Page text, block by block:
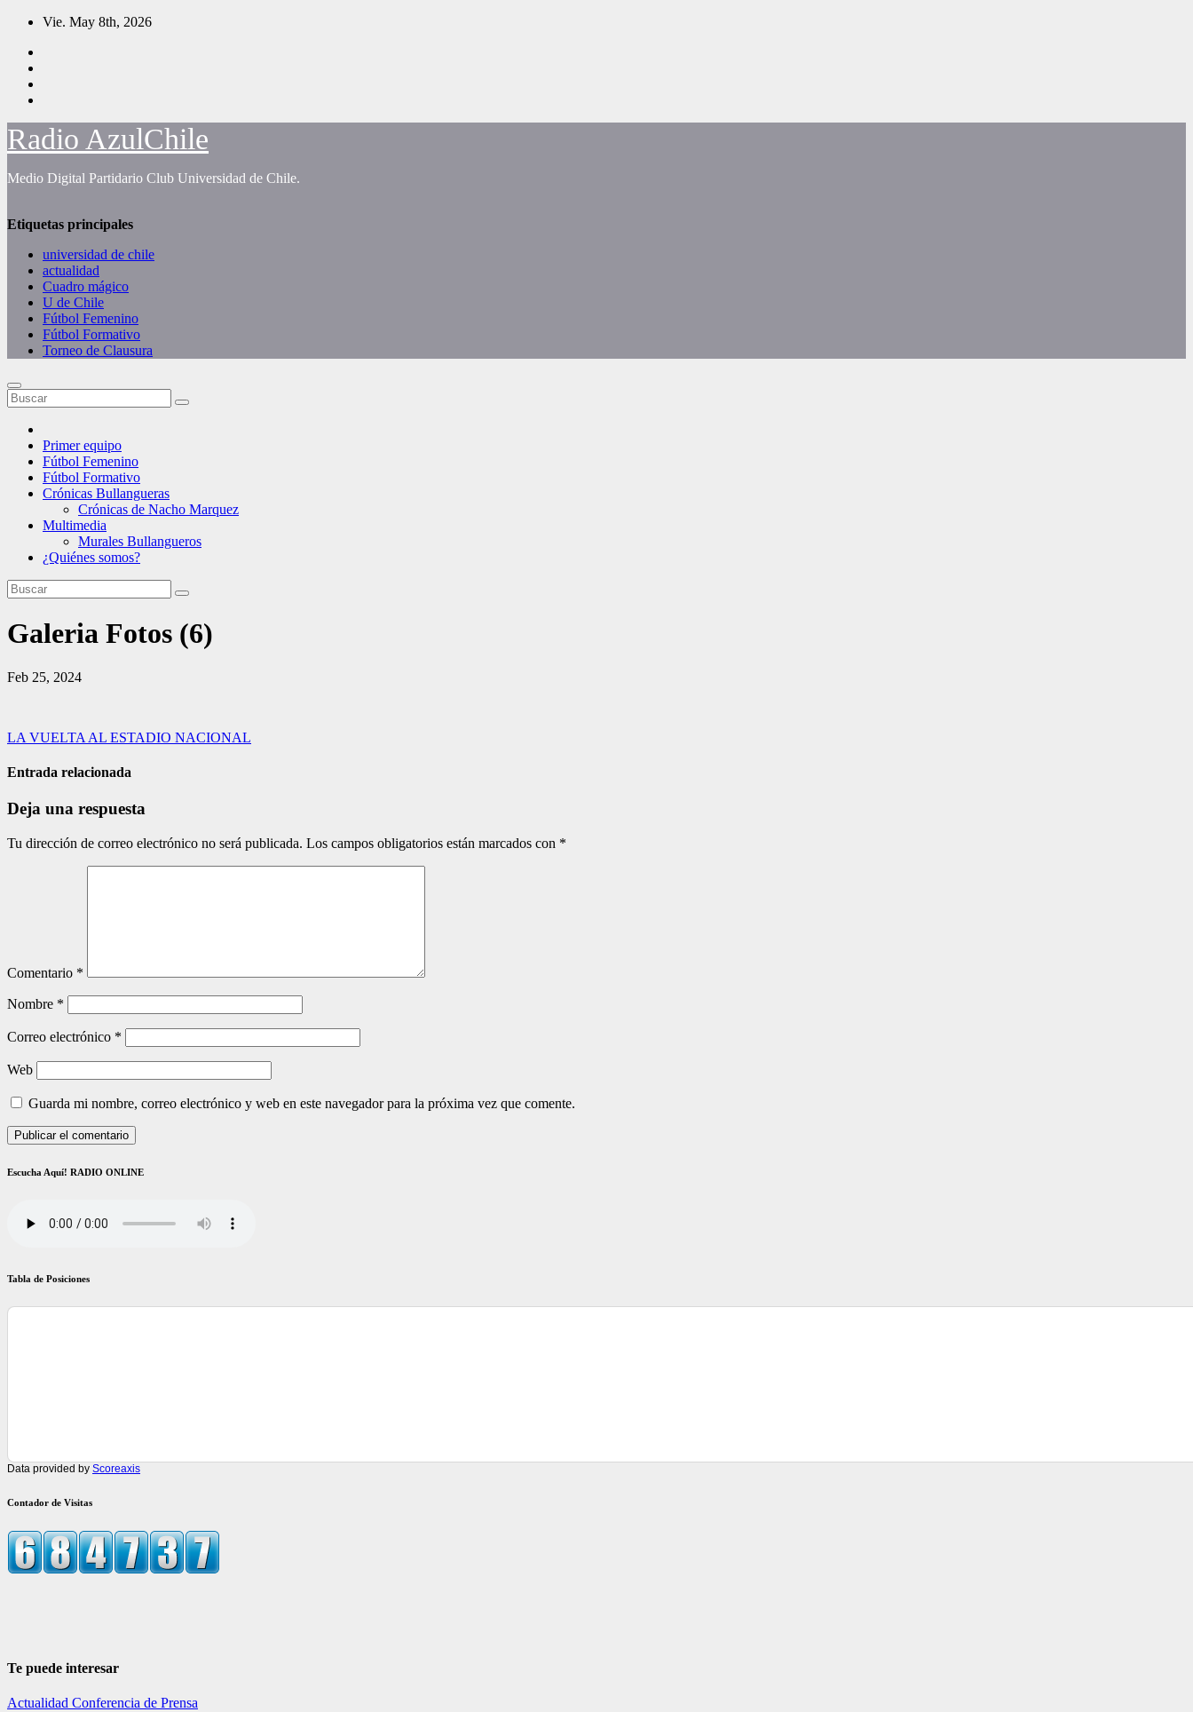
Saltar
contenido
Vie. May 8th, 2026
Radio AzulChile
Medio Digital Partidario Club Universidad de Chile.
Etiquetas principales
universidad de chile
actualidad
Cuadro mágico
U de Chile
Fútbol Femenino
Fútbol Formativo
Torneo de Clausura
Primer equipo
Fútbol Femenino
Fútbol Formativo
Crónicas Bullangueras
Crónicas de Nacho Marquez
Multimedia
Murales Bullangueros
¿Quiénes somos?
Galeria Fotos (6)
Feb 25, 2024
Navegación
de
LA VUELTA AL ESTADIO NACIONAL
Entrada relacionada
Deja una respuesta
Tu dirección de correo electrónico no será publicada. Los campos obligatorios están marcados con *
Comentario *
Nombre *
Correo electrónico *
Web
Guarda mi nombre, correo electrónico y web en este navegador para la próxima vez que comente.
Escucha Aquí! RADIO ONLINE
Tabla de Posiciones
Data provided by Scoreaxis
Contador de Visitas
Te puede interesar
Actualidad Conferencia de Prensa